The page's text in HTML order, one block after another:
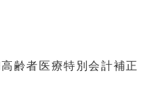
齢者医療特別会計補正